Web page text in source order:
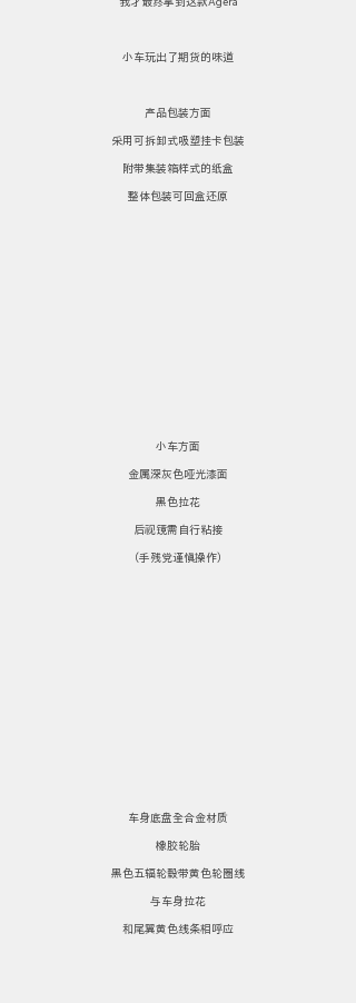
小车玩出了期货的味道
产品包装方面
采用可拆卸式吸塑挂卡包装
附带集装箱样式的纸盒
整体包装可回盒还原
小车方面
金属深灰色哑光漆面
黑色拉花
后视镜需自行粘接
（手残党谨慎操作）
车身底盘全合金材质
橡胶轮胎
黑色五辐轮毂带黄色轮圈线
与车身拉花
和尾翼黄色线条相呼应